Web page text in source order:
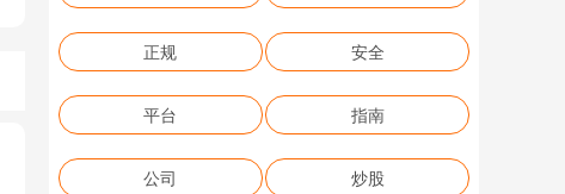
正规 安全
平台 指南
公司 炒股